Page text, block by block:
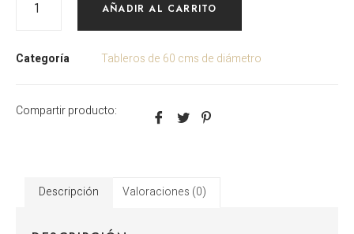
AÑADIR AL CARRITO
Categoría Tableros de 60 cms de diámetro
Compartir producto:
Descripción Valoraciones (0)